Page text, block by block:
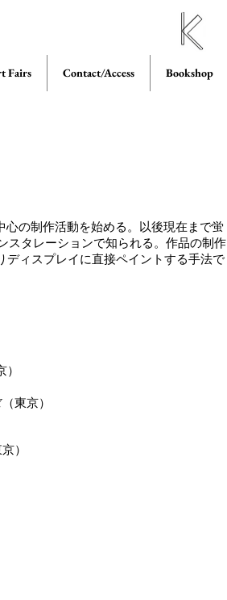
Fairs Contact/Access Bookshop
心の制作活動を始める。以後現在まで蛍
スタレーションで知られる。作品の制作
ディスプレイに直接ペイントする手法で
東京）
）